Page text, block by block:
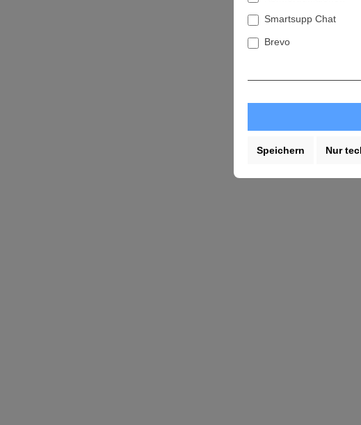
Smartsupp Chat
Brevo
Speichern Nur